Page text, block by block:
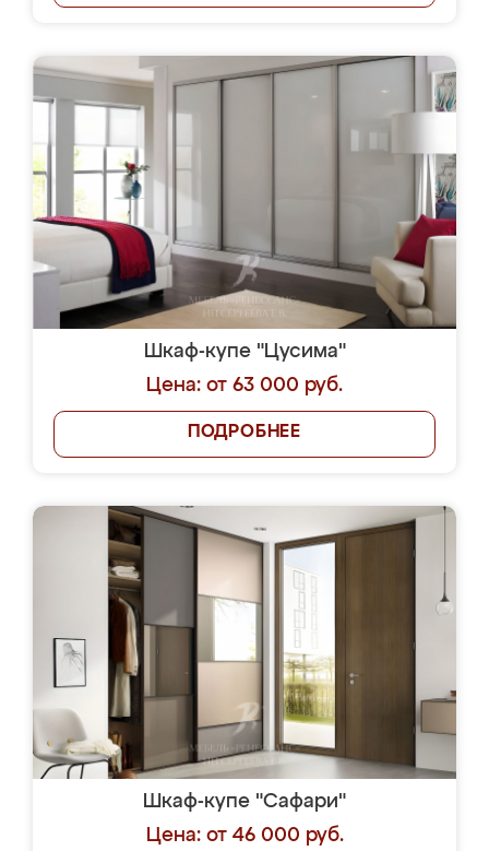
Шкаф-купе "Цусима"
Цена: от 63 000 руб.
ПОДРОБНЕЕ
Шкаф-купе "Сафари"
Цена: от 46 000 руб.